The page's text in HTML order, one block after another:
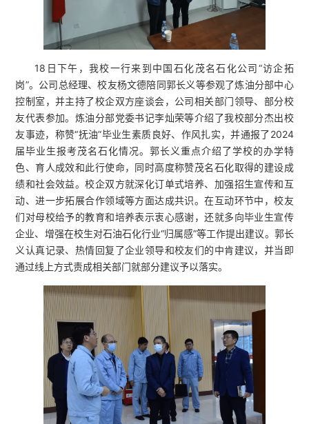
18日下午，我校一行来到中国石化茂名石化公司“访企拓
岗”。公司总经理、校友杨文德陪同郭长义等参观了炼油分部中心
控制室，并主持了校企双方座谈会，公司相关部门领导、部分校
友代表参加。炼油分部党委书记李灿荣等介绍了我校部分杰出校
友事迹，称赞“抚油”毕业生素质良好、作风扎实，并通报了2024
届毕业生报考茂名石化情况。郭长义重点介绍了学校的办学特
色、育人成效和此行使命，同时高度称赞茂名石化取得的建设成
绩和社会效益。校企双方就深化订单式培养、加强招生宣传和互
动、进一步拓展合作领域等方面达成共识。在互动环节中，校友
们对母校给予的教育和培养表示衷心感谢，还就多向毕业生宣传
企业、增强在校生对石油石化行业“归属感”等工作提出建议。郭长
义认真记录、热情回复了企业领导和校友们的中肯建议，并当即
通过线上方式责成相关部门就部分建议予以落实。